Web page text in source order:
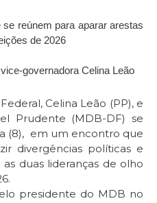
reúnem para aparar arestas
de 2026
governadora Celina Leão
Celina Leão (PP), e
Prudente (MDB-DF) se
(8), em um encontro que
divergências políticas e
duas lideranças de olho
presidente do MDB no